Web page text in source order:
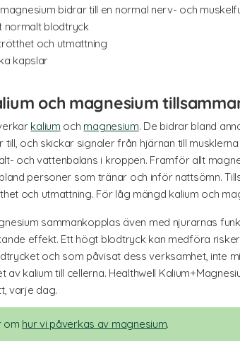
bidrar till en normal nerv- och
normalt blodtryck
och utmattning
kapslar
och magnesium
kalium och magnesium. De bidrar bland
till, och skickar signaler från hjärnan till
och vattenbalans i kroppen. Framför allt
personer som tränar och inför nattsömn.
och utmattning. För låg mängd kalium och
sammankopplas även med njurarnas
effekt. Ett högt blodtryck kan medföra
och som påvisat dess verksamhet, inte
kalium till cellerna. Healthwell
varje dag.
om hur vi påverkas av magnesium.